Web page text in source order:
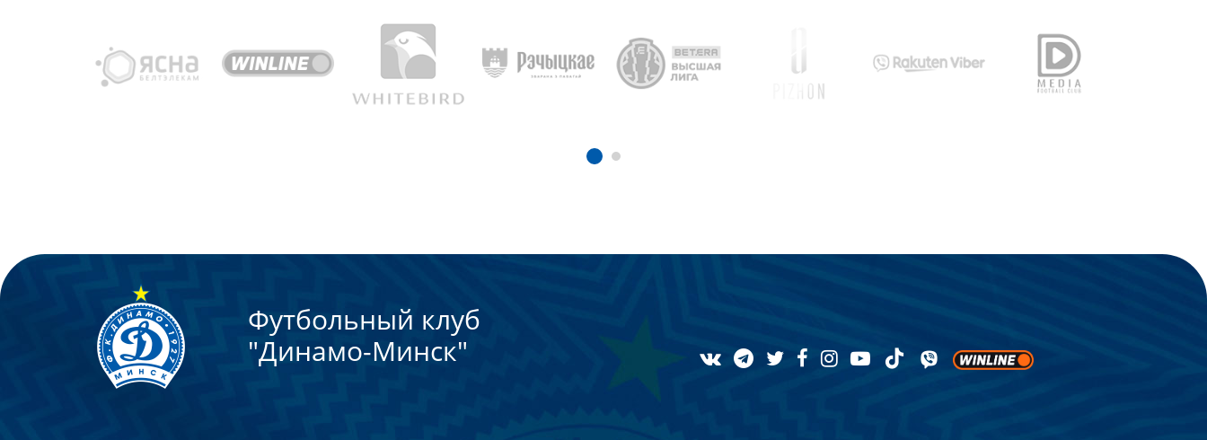
Футбольный клуб
"Динамо-Минск"